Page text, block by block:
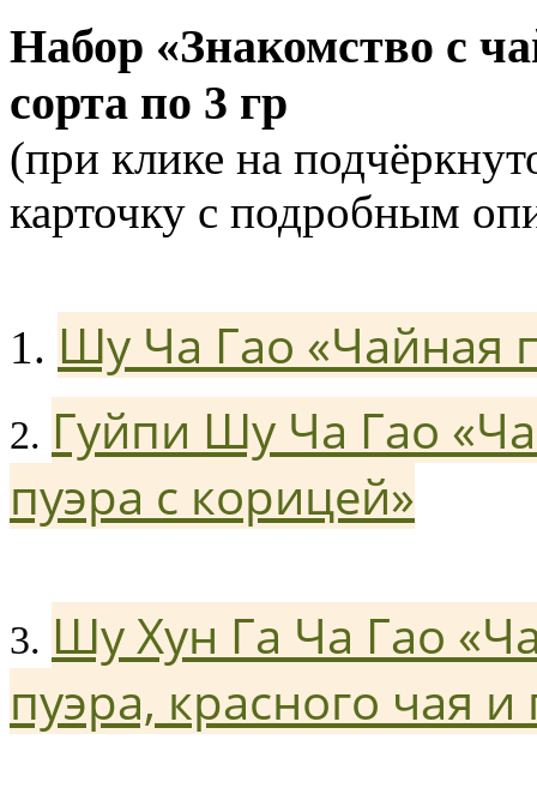
Набор «Знакомство с
сорта по 3 гр
(при клике на
карточку с подробным
1. Шу Ча Гао «Чайная
2. Гуйпи Шу Ча Гао
пуэра с корицей»
3. Шу Хун Га Ча Гао
пуэра, красного чая и